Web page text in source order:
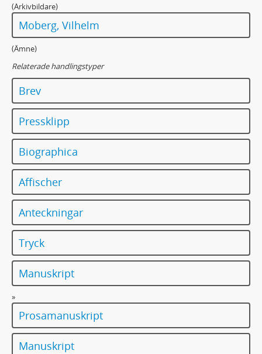
(Arkivbildare)
Moberg, Vilhelm
(Ämne)
Relaterade handlingstyper
Brev
Pressklipp
Biographica
Affischer
Anteckningar
Tryck
Manuskript
»
Prosamanuskript
Manuskript